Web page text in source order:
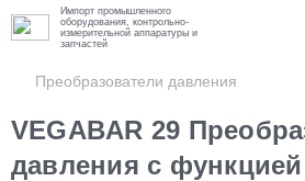
Импорт промышленного
оборудования, контрольно-
измерительной аппаратуры и
запчастей
Преобразователи давления
VEGABAR 29
давления с функцией